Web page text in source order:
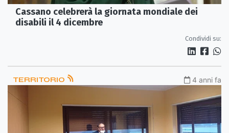
Cassano celebrerà la giornata mondiale dei
disabili il 4 dicembre
Condividi su:
TERRITORIO 4 anni fa